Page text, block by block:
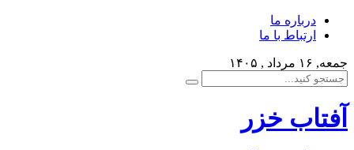
درباره ما
ارتباط با ما
جمعه, ۱۶ مرداد , ۱۴۰۵
آفتاب خزر